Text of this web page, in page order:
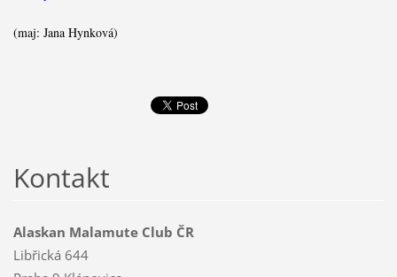
(maj: Jana Hynková)
Kontakt
Alaskan Malamute Club ČR
Libřická 644